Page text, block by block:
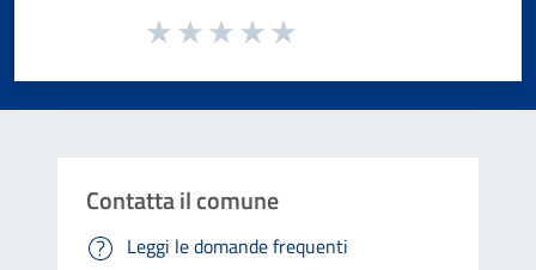
Valuta da 1 a 5 stelle la pagina
Contatta il comune
Leggi le domande frequenti